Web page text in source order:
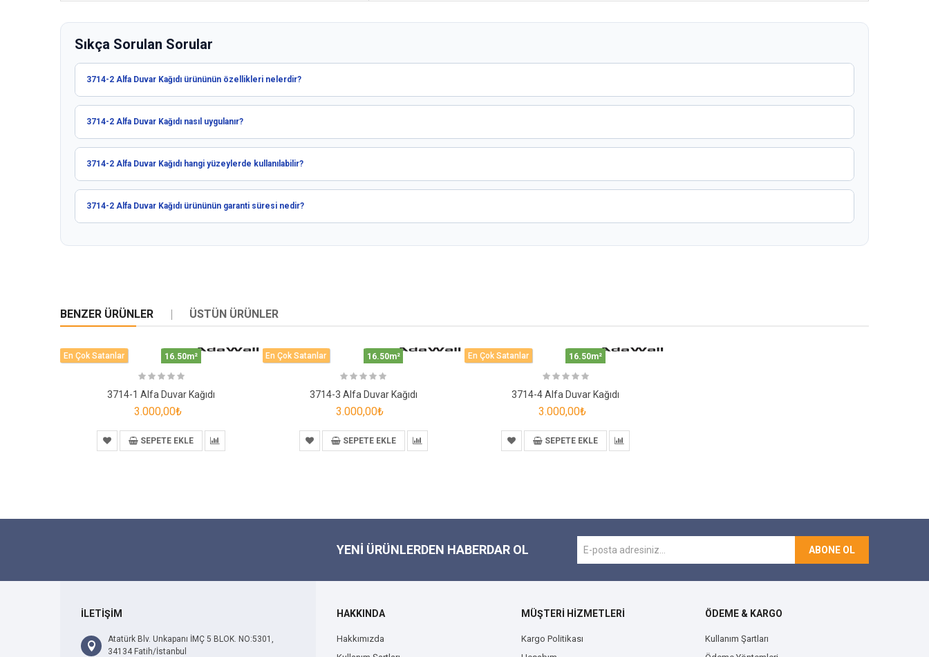
Sıkça Sorulan Sorular
3714-2 Alfa Duvar Kağıdı ürününün özellikleri nelerdir?
3714-2 Alfa Duvar Kağıdı nasıl uygulanır?
3714-2 Alfa Duvar Kağıdı hangi yüzeylerde kullanılabilir?
3714-2 Alfa Duvar Kağıdı ürününün garanti süresi nedir?
BENZER ÜRÜNLER ÜSTÜN ÜRÜNLER
En Çok Satanlar 16.50m²
3714-1 Alfa Duvar Kağıdı
3.000,00₺
SEPETE EKLE
En Çok Satanlar 16.50m²
3714-3 Alfa Duvar Kağıdı
3.000,00₺
SEPETE EKLE
En Çok Satanlar 16.50m²
3714-4 Alfa Duvar Kağıdı
3.000,00₺
SEPETE EKLE
YENI ÜRÜNLERDEN HABERDAR OL ABONE OL
İLETİŞİM
Atatürk Blv. Unkapanı İMÇ 5 BLOK. NO:5301,
34134 Fatih/İstanbul
HAKKINDA
Hakkımızda
MÜŞTERİ HİZMETLERİ
Kargo Politikası
ÖDEME & KARGO
Kullanım Şartları